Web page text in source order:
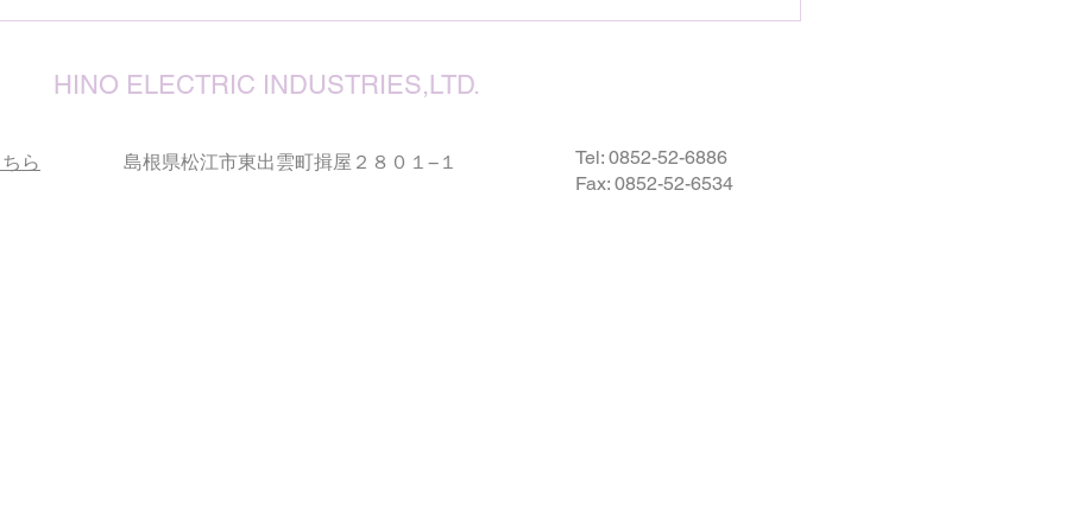
確保されますとともに、速やかに
HINO ELECTRIC INDUSTRIES,LTD.
ら 島根県松江市東出雲町揖屋２８０１−１ Tel: 0852-52-6886
Fax: 0852-52-6534